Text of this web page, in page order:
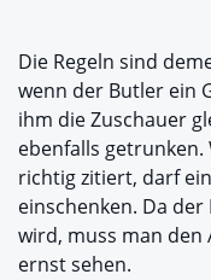
Die Regeln sind
wenn der Butler ein
ihm die Zuschauer
ebenfalls getrunken.
richtig zitiert, darf
einschenken. Da
wird, muss man den
ernst sehen.